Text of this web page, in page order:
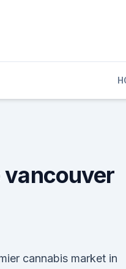
vancouver
cannabis market in